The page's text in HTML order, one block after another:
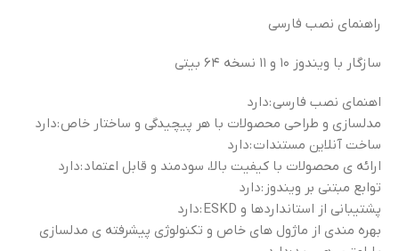
راهنمای نصب فارسی
سازگار با ویندوز ۱۰ و ۱۱ نسخه ۶۴ بیتی
اهنمای نصب فارسی :دارد
مدلسازی و طراحی محصولات با هر پیچیدگی و ساختار خاص :دارد
ساخت آنلاین مستندات :دارد
ارائه ی محصولات با کیفیت بالا، سودمند و قابل اعتماد :دارد
توابع مبتنی بر ویندوز :دارد
پشتیبانی از استانداردها و ESKD :
دارد
بهره مندی از ماژول های خاص و تکنولوژی پیشرفته ی مدلسازی